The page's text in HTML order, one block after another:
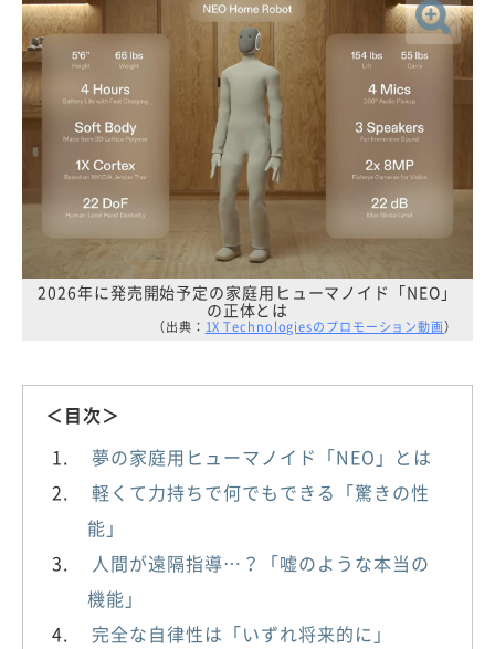
2026年に発売開始予定の家庭用ヒューマノイド「NEO」
の正体とは
（出典： 1X Technologiesのプロモーション動画）
＜目次＞
夢の家庭用ヒューマノイド「NEO」とは
軽くて力持ちで何でもできる「驚きの性
能」
人間が遠隔指導…？「嘘のような本当の
機能」
完全な自律性は「いずれ将来的に」